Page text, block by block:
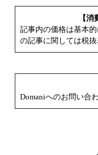
【
記事内の価格は基本
の記事に関しては税抜
Domaniへのお問い合